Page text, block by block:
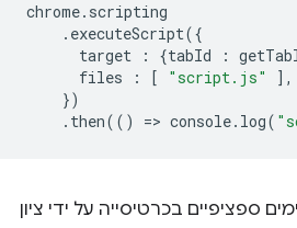
chrome. scripting
. executeScript({
target
: {tabId :
files
: [ "script.js"
],
})
. then(() => console. log(
ספציפיים בכרטיסייה על ידי ציון